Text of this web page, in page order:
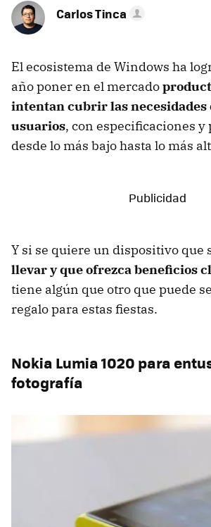
Carlos Tinca
El ecosistema de Windows ha
año poner en el mercado
intentan cubrir las necesidades
usuarios, con especificaciones y
desde lo más bajo hasta lo más
Y si se quiere un dispositivo que
llevar y que ofrezca beneficios
tiene algún que otro que puede
regalo para estas fiestas.
Nokia Lumia 1020 para
fotografía